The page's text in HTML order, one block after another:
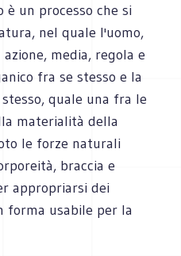
un processo che si
nel quale l'uomo,
media, regola e
fra se stesso e la
quale una fra le
materialità della
le forze naturali
braccia e
appropriarsi dei
forma usabile per la